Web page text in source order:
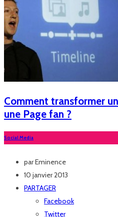
Comment transformer
une Page fan ?
Social Media
parEminence
10 janvier 2013
PARTAGER
Facebook
Twitter